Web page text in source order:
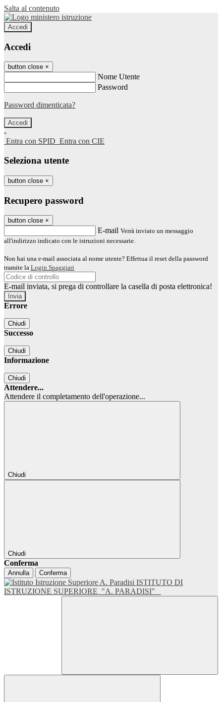
Salta al contenuto
Accedi
Accedi
button close ×
Nome Utente
Password
Password dimenticata?
-
Entra con SPID Entra con CIE
Seleziona utente
button close ×
Recupero password
button close ×
E-mail Verrà inviato un messaggio
all'indirizzo indicato con le istruzioni necessarie.
Non hai una e-mail associata al nome utente? Effettua il reset della password
tramite la Login Spaggiari
E-mail inviata, si prega di controllare la casella di posta elettronica!
Errore
Chiudi
Successo
Chiudi
Informazione
Chiudi
Attendere...
Attendere il completamento dell'operazione...
Chiudi
Chiudi
Conferma
Annulla Conferma
ISTITUTO DI
ISTRUZIONE SUPERIORE "A. PARADISI"